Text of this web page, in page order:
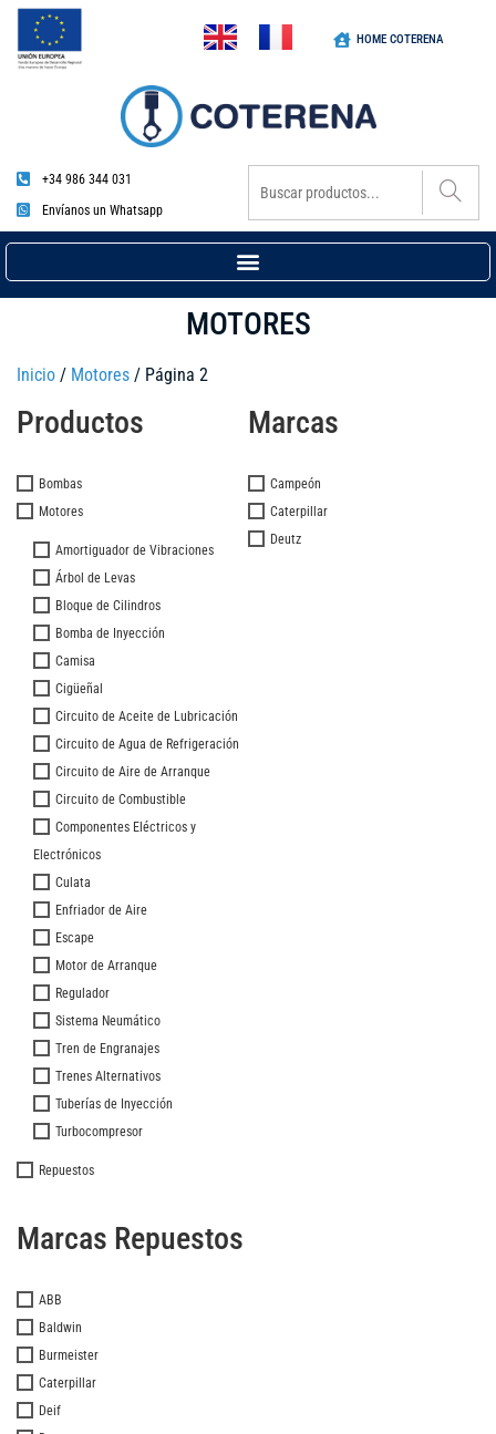
HOME COTERENA
+34 986 344 031
Envíanos un Whatsapp
Inicio / Motores / Página 2
MOTORES
Productos
Bombas
Motores
Amortiguador de Vibraciones
Árbol de Levas
Bloque de Cilindros
Bomba de Inyección
Camisa
Cigüeñal
Circuito de Aceite de Lubricación
Circuito de Agua de Refrigeración
Circuito de Aire de Arranque
Circuito de Combustible
Componentes Eléctricos y
Electrónicos
Culata
Enfriador de Aire
Escape
Motor de Arranque
Regulador
Sistema Neumático
Tren de Engranajes
Trenes Alternativos
Tuberías de Inyección
Turbocompresor
Repuestos
Marcas
Campeón
Caterpillar
Deutz
Marcas Repuestos
ABB
Baldwin
Burmeister
Caterpillar
Deif